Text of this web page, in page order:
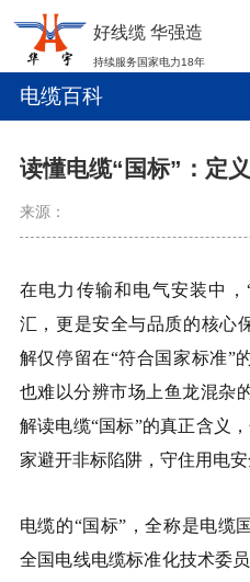
好线缆 华强造
持续服务国家电力18年
电缆百科
读懂电缆“国标”：定
来源：
在电力传输和电气安装中
汇，更是安全与品质的核心
解仅停留在“符合国家标准”
也难以分辨市场上鱼龙混杂
解读电缆“国标”的真正含义
家避开非标陷阱，守住用电安
电缆的“国标”，全称是电缆
全国电线电缆标准化技术委